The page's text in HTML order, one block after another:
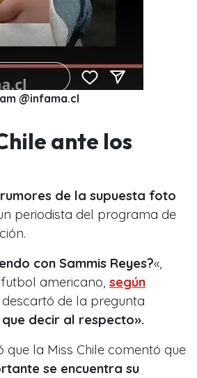
@infama.cl
ante los
de la supuesta foto
periodista del programa de
con Sammis Reyes?«,
americano, según
de la pregunta
decir al respecto».
que la Miss Chile comentó que
se encuentra su